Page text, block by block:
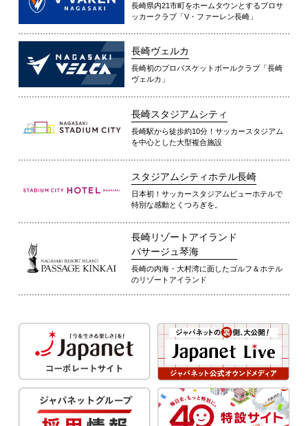
長崎県内21市町をホームタウンとするプロサ
ッカークラブ「V・ファーレン長崎」
長崎ヴェルカ
長崎初のプロバスケットボールクラブ「長崎
ヴェルカ」
長崎スタジアムシティ
長崎駅から徒歩約10分！サッカースタジアム
を中心とした大型複合施設
スタジアムシティホテル長崎
日本初！サッカースタジアムビューホテルで
特別な感動とくつろぎを。
長崎リゾートアイランド
パサージュ琴海
長崎の内海・大村湾に面したゴルフ＆ホテル
のリゾートアイランド